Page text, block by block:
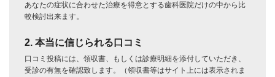
あなたの症状に合わせた治療を得意とする歯科医院だけの中から比
較検討出来ます。
2. 本当に信じられる口コミ
口コミ投稿には、領収書、もしくは診療明細を添付していただき、
受診の有無を確認致します。（領収書等はサイト上には表示されま